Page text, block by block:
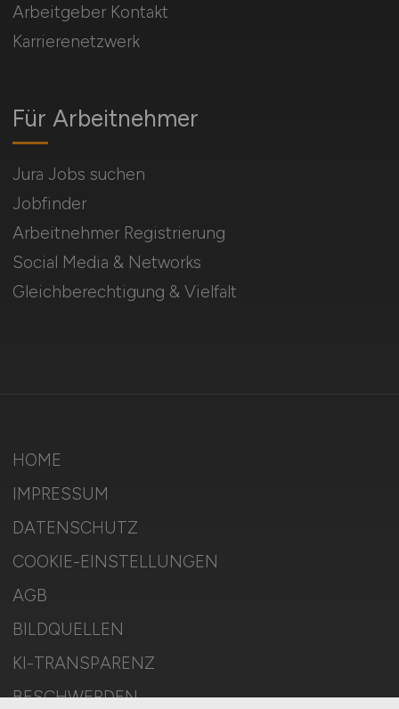
Für Arbeitnehmer
Jura Jobs suchen
Jobfinder
Arbeitnehmer Registrierung
Social Media & Networks
Gleichberechtigung & Vielfalt
Arbeitgeber Kontakt
Karrierenetzwerk
HOME
IMPRESSUM
DATENSCHUTZ
COOKIE-EINSTELLUNGEN
AGB
BILDQUELLEN
KI-TRANSPARENZ
BESCHWERDEN